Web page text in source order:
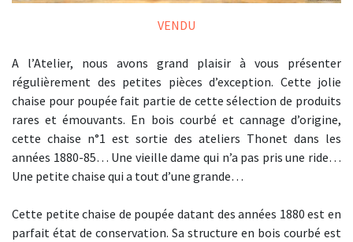
VENDU
A l’Atelier, nous avons grand plaisir à vous présenter
régulièrement des petites pièces d’exception. Cette jolie
chaise pour poupée fait partie de cette sélection de produits
rares et émouvants. En bois courbé et cannage d’origine,
cette chaise n°1 est sortie des ateliers Thonet dans les
années 1880-85… Une vieille dame qui n’a pas pris une ride…
Une petite chaise qui a tout d’une grande…
Cette petite chaise de poupée datant des années 1880 est en
parfait état de conservation. Sa structure en bois courbé est